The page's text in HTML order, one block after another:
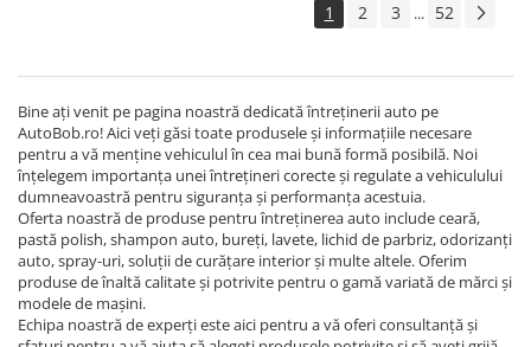
1 2 3 ... 52
Bine ați venit pe pagina noastră dedicată întreținerii auto pe
AutoBob.ro! Aici veți găsi toate produsele și informațiile necesare
pentru a vă menține vehiculul în cea mai bună formă posibilă. Noi
înțelegem importanța unei întrețineri corecte și regulate a vehiculului
dumneavoastră pentru siguranța și performanța acestuia.
Oferta noastră de produse pentru întreținerea auto include ceară,
pastă polish, shampon auto, bureți, lavete, lichid de parbriz, odorizanți
auto, spray-uri, soluții de curățare interior și multe altele. Oferim
produse de înaltă calitate și potrivite pentru o gamă variată de mărci și
modele de mașini.
Echipa noastră de experți este aici pentru a vă oferi consultanță și